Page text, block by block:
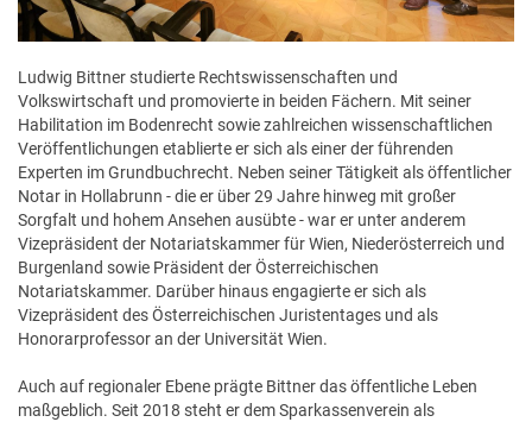
Ludwig Bittner studierte Rechtswissenschaften und
Volkswirtschaft und promovierte in beiden Fächern. Mit seiner
Habilitation im Bodenrecht sowie zahlreichen wissenschaftlichen
Veröffentlichungen etablierte er sich als einer der führenden
Experten im Grundbuchrecht. Neben seiner Tätigkeit als öffentlicher
Notar in Hollabrunn - die er über 29 Jahre hinweg mit großer
Sorgfalt und hohem Ansehen ausübte - war er unter anderem
Vizepräsident der Notariatskammer für Wien, Niederösterreich und
Burgenland sowie Präsident der Österreichischen
Notariatskammer. Darüber hinaus engagierte er sich als
Vizepräsident des Österreichischen Juristentages und als
Honorarprofessor an der Universität Wien.
Auch auf regionaler Ebene prägte Bittner das öffentliche Leben
maßgeblich. Seit 2018 steht er dem Sparkassenverein als